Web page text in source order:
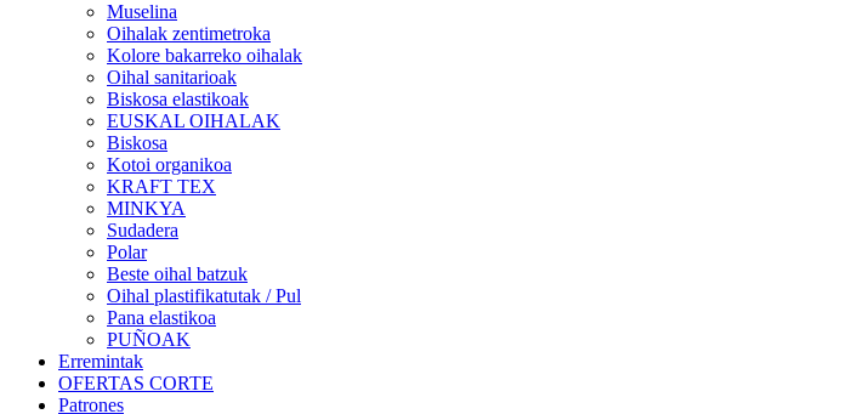
Muselina
Oihalak zentimetroka
Kolore bakarreko oihalak
Oihal sanitarioak
Biskosa elastikoak
EUSKAL OIHALAK
Biskosa
Kotoi organikoa
KRAFT TEX
MINKYA
Sudadera
Polar
Beste oihal batzuk
Oihal plastifikatutak / Pul
Pana elastikoa
PUÑOAK
Erremintak
OFERTAS CORTE
Patrones